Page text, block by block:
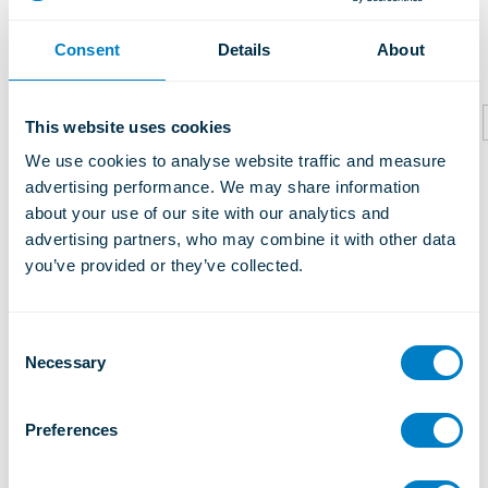
Consent Details About
This website uses cookies
We use cookies to analyse website traffic and measure
advertising performance. We may share information
about your use of our site with our analytics and
advertising partners, who may combine it with other data
you’ve provided or they’ve collected.
Necessary
Preferences
Ähnliche Produkte